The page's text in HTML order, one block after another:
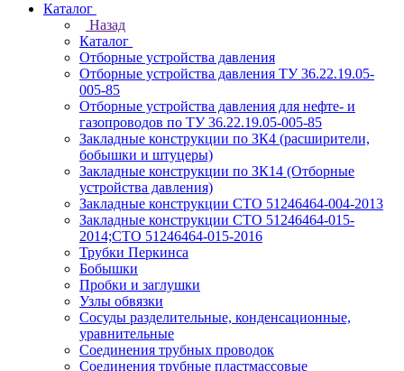
Каталог
Назад
Каталог
Отборные устройства давления
Отборные устройства давления ТУ 36.22.19.05-
005-85
Отборные устройства давления для нефте- и
газопроводов по ТУ 36.22.19.05-005-85
Закладные конструкции по ЗК4 (расширители,
бобышки и штуцеры)
Закладные конструкции по ЗК14 (Отборные
устройства давления)
Закладные конструкции СТО 51246464-004-2013
Закладные конструкции СТО 51246464-015-
2014;СТО 51246464-015-2016
Трубки Перкинса
Бобышки
Пробки и заглушки
Узлы обвязки
Сосуды разделительные, конденсационные,
уравнительные
Соединения трубных проводок
Соединения трубные пластмассовые